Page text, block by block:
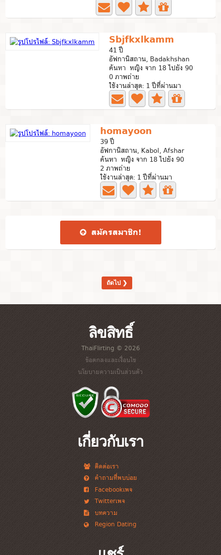
Sbjfkxlkamm
41 ปี
อัฟกานิสถาน, Badakhshan
ค้นหา หญิง จาก 18 ไปยัง 90
0 ภาพถ่าย
ใช้งานล่าสุด: 1 ปีที่ผ่านมา
homayoon
39 ปี
อัฟกานิสถาน, Kabol, Afshar
ค้นหา หญิง จาก 18 ไปยัง 90
2 ภาพถ่าย
ใช้งานล่าสุด: 1 ปีที่ผ่านมา
สมัคร​สมาชิก​!
ถัดไป ❯
ลิขสิทธิ์
ThaiFlirting © 2026
ข้อตกลงและเงื่อนไข
นโยบายความเป็นส่วนตัว
เกี่ยวกับเรา
ติดต่อเรา
คำถามที่พบบ่อย
Facebookเพจ
Twitterเพจ
บทความ
Region Dating